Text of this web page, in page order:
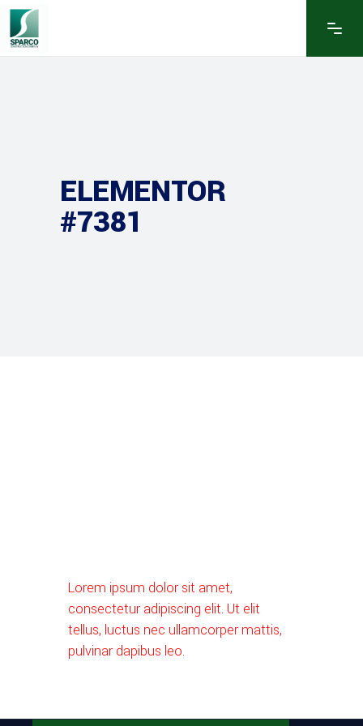
ELEMENTOR
#7381
Lorem ipsum dolor sit amet,
consectetur adipiscing elit. Ut elit
tellus, luctus nec ullamcorper mattis,
pulvinar dapibus leo.